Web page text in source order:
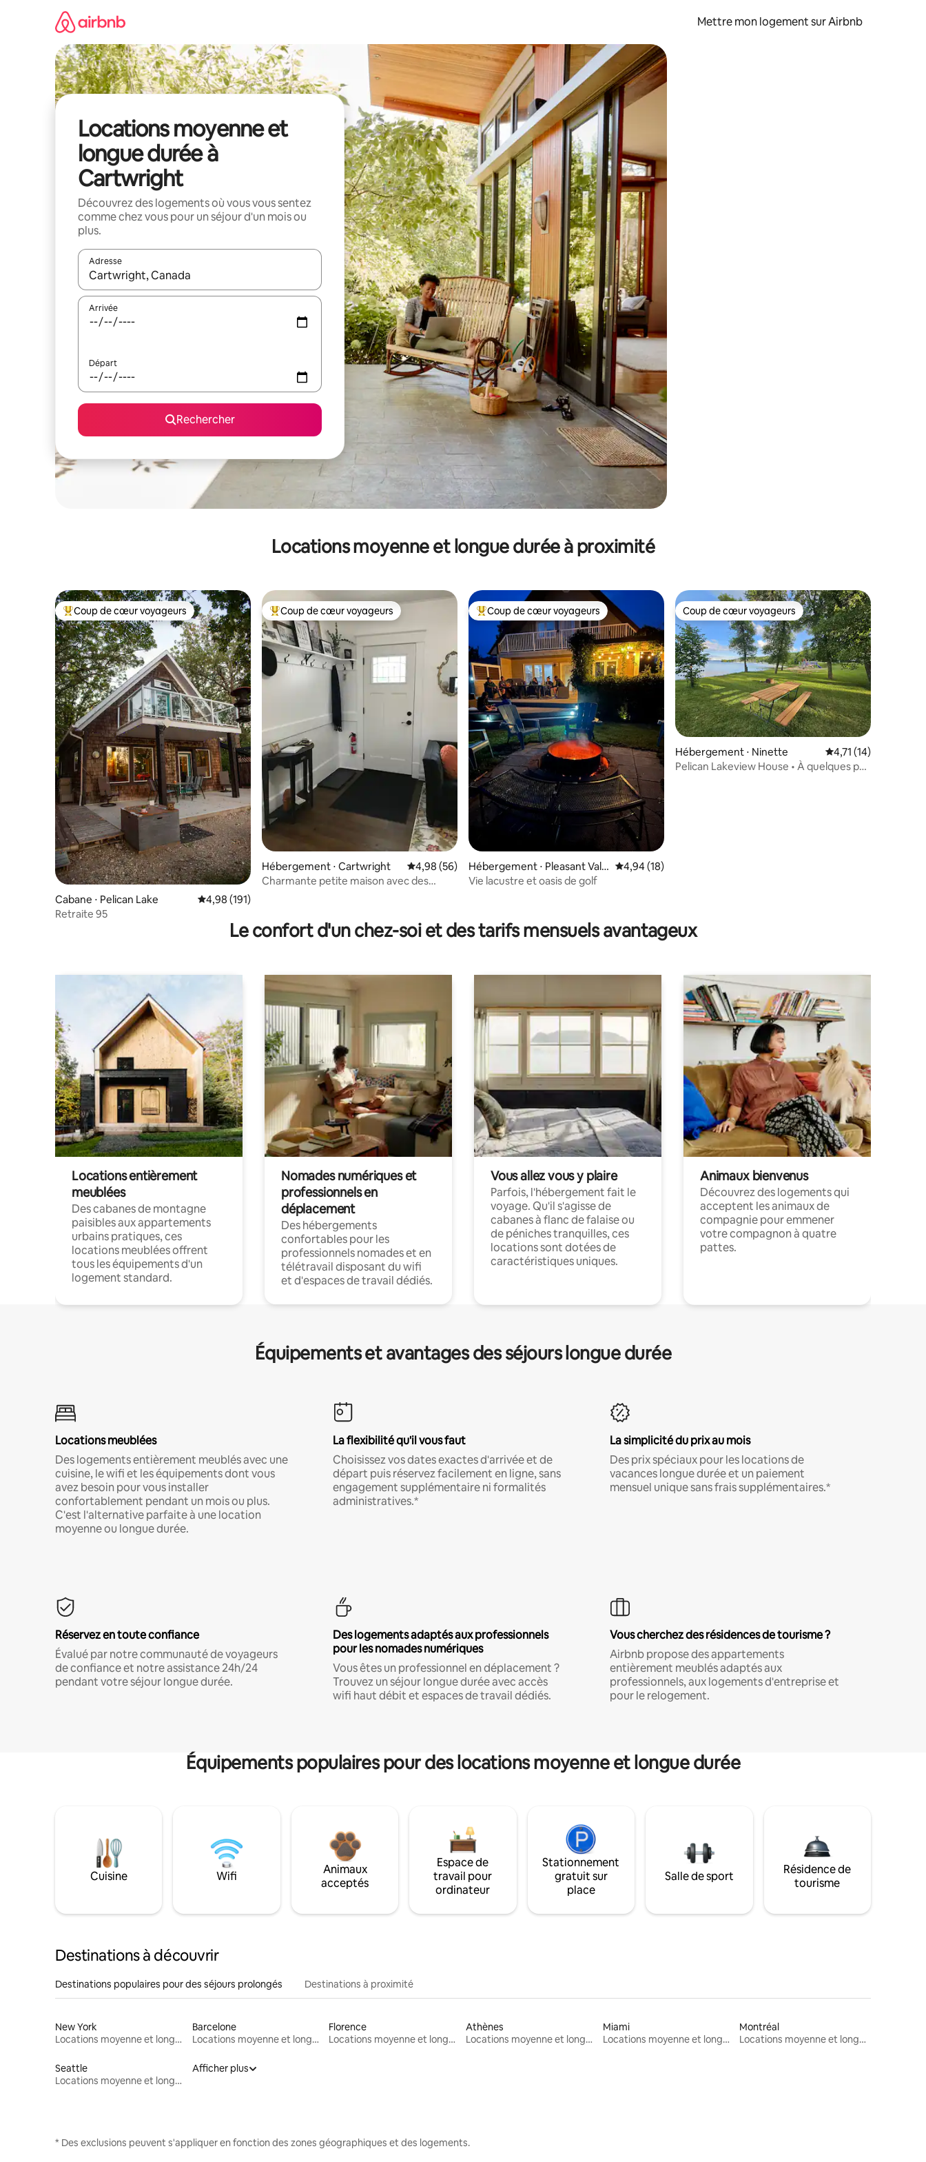
Mettre mon logement sur Airbnb
Locations moyenne et
longue durée à
Cartwright
Découvrez des logements où vous vous sentez
comme chez vous pour un séjour d'un mois ou
plus.
Adresse
Lorsque les résultats s'affichent, utilisez les flèches vers le haut et vers le bas pour les parcourir ou en appuyant et en faisant glisser.
Arrivée
Départ
Rechercher
Locations moyenne et longue durée à proximité
Coups de cœur voyageurs les plus appréciés
Coup de cœur voyageurs
Cabane ⋅ Pelican Lake Évaluation moyenne sur la base de 191 commentaires : 4,98 sur 5
4,98 (191)
Retraite 95
Coups de cœur voyageurs les plus appréciés
Coup de cœur voyageurs
Hébergement ⋅ Cartwright Évaluation moyenne sur la base de 56 commentaires : 4,98 sur 5
4,98 (56)
Charmante petite maison avec des
Coups de cœur voyageurs les plus appréciés
Coup de cœur voyageurs
Hébergement ⋅ Pleasant Valle
y
Évaluation moyenne sur la base de 18 commentaires : 4,94 sur 5
4,94 (18)
Vie lacustre et oasis de golf
Coup de cœur voyageurs
Coup de cœur voyageurs
Hébergement ⋅ Ninette Évaluation moyenne
4,71 (14)
Pelican Lakeview House • À quelques pas
Le confort d'un chez-soi et des tarifs mensuels avantageux
Locations entièrement
meublées
Des cabanes de montagne
paisibles aux appartements
urbains pratiques, ces
locations meublées offrent
tous les équipements d'un
logement standard.
Nomades numériques et
professionnels en
déplacement
Des hébergements
confortables pour les
professionnels nomades et en
télétravail disposant du wifi
et d'espaces de travail dédiés.
Vous allez vous y plaire
Parfois, l'hébergement fait le
voyage. Qu'il s'agisse de
cabanes à flanc de falaise ou
de péniches tranquilles, ces
locations sont dotées de
caractéristiques uniques.
Animaux bienvenus
Découvrez des logements qui
acceptent les animaux de
compagnie pour emmener
votre compagnon à quatre
pattes.
Équipements et avantages des séjours longue durée
Locations meublées
Des logements entièrement meublés avec une
cuisine, le wifi et les équipements dont vous
avez besoin pour vous installer
confortablement pendant un mois ou plus.
C'est l'alternative parfaite à une location
moyenne ou longue durée.
La flexibilité qu'il vous faut
Choisissez vos dates exactes d'arrivée et de
départ puis réservez facilement en ligne, sans
engagement supplémentaire ni formalités
administratives.*
La simplicité du prix au mois
Des prix spéciaux pour les locations de
vacances longue durée et un paiement
mensuel unique sans frais supplémentaires.*
Réservez en toute confiance
Évalué par notre communauté de voyageurs
de confiance et notre assistance 24h/24
pendant votre séjour longue durée.
Des logements adaptés aux professionnels
pour les nomades numériques
Vous êtes un professionnel en déplacement ?
Trouvez un séjour longue durée avec accès
wifi haut débit et espaces de travail dédiés.
Vous cherchez des résidences de tourisme ?
Airbnb propose des appartements
entièrement meublés adaptés aux
professionnels, aux logements d'entreprise et
pour le relogement.
Équipements populaires pour des locations moyenne et longue durée
Cuisine Wifi
Animaux
acceptés
Espace de
travail pour
ordinateur
Stationnement
gratuit sur
place
Salle de sport
Résidence de
tourisme
Destinations à découvrir
Destinations populaires pour des séjours prolongés Destinations à proximité
New York
Locations moyenne et longue durée
Barcelone
Locations moyenne et longue durée
Florence
Locations moyenne et longue durée
Athènes
Locations moyenne et longue durée
Miami
Locations moyenne et longue durée
Montréal
Locations moyenne et longue durée
Seattle
Locations moyenne et longue durée
Afficher plus
* Des exclusions peuvent s'appliquer en fonction des zones géographiques et des logements.